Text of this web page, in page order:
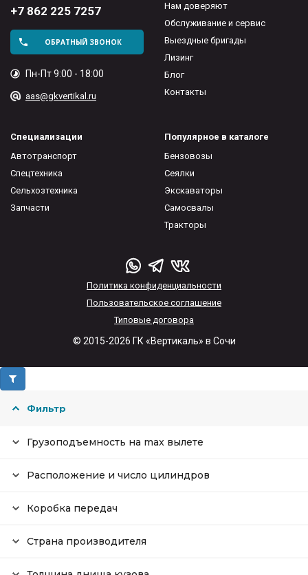
+7 862 225 7257
ОБРАТНЫЙ ЗВОНОК
Пн-Пт 9:00 - 18:00
aas@gkvertikal.ru
Нам доверяют
Обслуживание и сервис
Выездные бригады
Лизинг
Блог
Контакты
Специализации
Автотранспорт
Спецтехника
Сельхозтехника
Запчасти
Популярное в каталоге
Бензовозы
Сеялки
Экскаваторы
Самосвалы
Тракторы
Политика конфиденциальности
Пользовательское соглашение
Типовые договора
© 2015-2026 ГК «Вертикаль» в Сочи
Фильтр
Грузоподъемность на max вылете
Расположение и число цилиндров
Коробка передач
Страна производителя